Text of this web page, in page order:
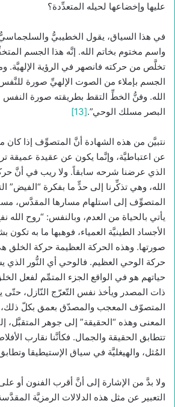
عليها وإخضاعها لحيله المتعدِّدة؟
في هذا السياق، يقول الخطيبيُّ
واسم مختوم بخاتم الله. إنَّه هذا الجسم
تخلَّص من حركته فانصهر في الرؤية الإلهيَّة.
الجسم بإملاء من الصوت الإلهيِّ صورة
الله. وفنُّ الخطِّ التقط بطريقته صورة
البصر مسلك الوحي”.[13]
نتبيَّن من هذه الشهادة أنَّ المتصوِّف إذا كان
عن اعتباطيَّة، وإنَّما يكون عن عقيدة عميقة
الذي عرضنا شرحه سابقاً. ولا ريب في أنَّ
الله، وهي تذكِّرنا إلى حدٍّ ما بفكرة “الفيض”
المتصوِّف إلى استلهام مسارها المقدَّس،
يأتي بالحياة من العدم، وبالنفس: “روح الله
الأجساد الطينيَّة العمياء، فوهبها ما به تكون
صورتها. وهذه الحركة العظيمة حركة الخلق
حركة الوحي العظيم. فالوحي أي النُّور الذي
حياتهم هو في الواقع الجزء المتمِّم لفعل
ذات المصدر ويأخذ نفس التّعرّج النّازل،
المتصوّف المعجب والمصدّق بعمق بكلّ ذلك،
المعنى وهذه “الحقيقة” إلى جوهر المتقبَّل،
تتطابق الحقيقة والجمال. فكأنَّنا نقارب
المُثل، والهيغليَّة في سياق الإستيطيقا
ولا بدَّ من الإشارة إلى أنَّ أقرب الفنون أو
التعبير عن مثل هذه الدلالات الرمزيَّة